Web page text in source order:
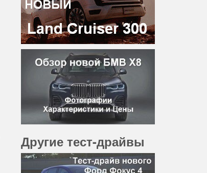
Другие тест-драйвы